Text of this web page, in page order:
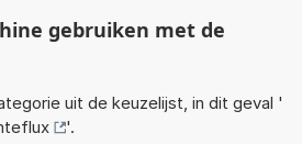
gebruiken met de
uit de keuzelijst, in dit geval '
'.